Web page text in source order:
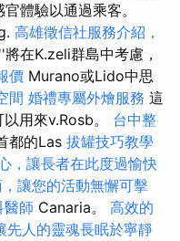
體驗以通過乘客。
高雄徵信社服務介紹，
在K.zeli群島中考慮，
價 Murano或Lido中思
間 婚禮專屬外燴服務 這
用來v.Rosb。 台中整
都的Las 拔罐技巧教學
，讓長者在此度過愉快
讓您的活動無懈可擊
醫師 Canaria。 高效的
先人的靈魂長眠於寧靜